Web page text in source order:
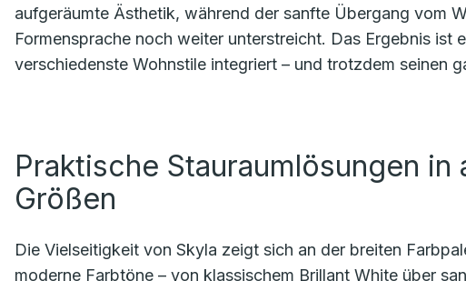
aufgeräumte Ästhetik, während der sanfte Übergang vom
Formensprache noch weiter unterstreicht. Das Ergebnis ist
verschiedenste Wohnstile integriert – und trotzdem seinen
Praktische Stauraumlösungen
Größen
Die Vielseitigkeit von Skyla zeigt sich an der breiten
moderne Farbtöne – von klassischem Brillant White über